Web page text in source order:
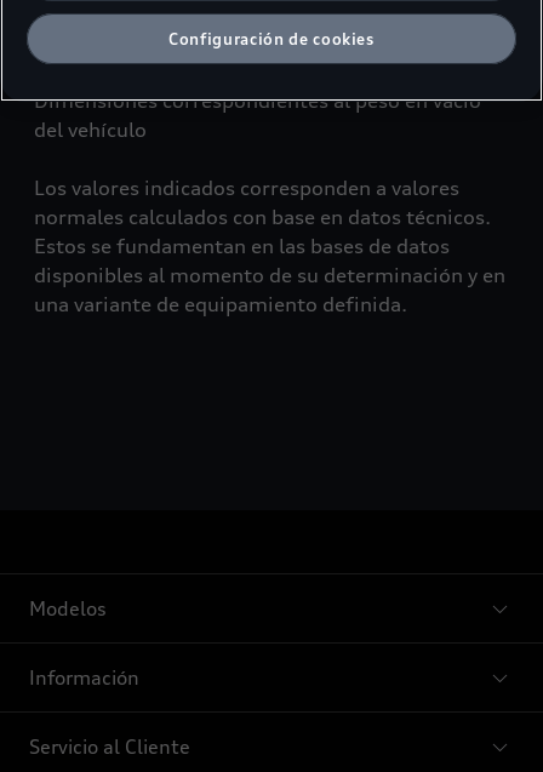
³ Espacio máximo para la cabeza
Datos en milímetros
Dimensiones correspondientes al peso en vacío
del vehículo
Los valores indicados corresponden a valores
normales calculados con base en datos técnicos.
Estos se fundamentan en las bases de datos
disponibles al momento de su determinación y en
una variante de equipamiento definida.
Modelos
Información
Servicio al Cliente
Configuración de cookies